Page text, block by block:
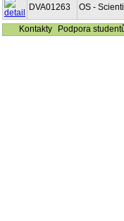
DVA01263 OS -
Kontakty
Podpora